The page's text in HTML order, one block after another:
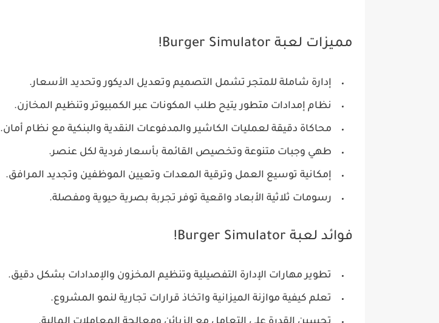
مميزات لعبة Burger Simulator!
إدارة شاملة للمتجر تشمل التصميم وتعديل الديكور وتحديد الأسعار.
نظام إمدادات متطور يتيح طلب المكونات عبر الكمبيوتر وتنظيم المخازن.
محاكاة دقيقة لعمليات الكاشير والمدفوعات النقدية والبنكية مع نظام أمان.
طهي وجبات متنوعة وتخصيص القائمة بأسعار فردية لكل عنصر.
إمكانية توسيع العمل وترقية المعدات وتعيين الموظفين وتجديد المرافق.
رسومات ثلاثية الأبعاد واقعية توفر تجربة بصرية حيوية ومفصلة.
فوائد لعبة Burger Simulator!
تطوير مهارات الإدارة التفصيلية وتنظيم المخزون والإمدادات بشكل دقيق.
تعلم كيفية موازنة الميزانية واتخاذ قرارات تجارية لنمو المشروع.